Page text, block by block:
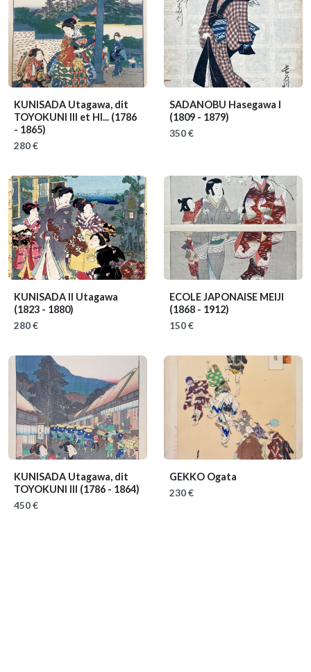
KUNISADA Utagawa, dit
TOYOKUNI III et HI... (1786
- 1865)
280 €
SADANOBU Hasegawa I
(1809 - 1879)
350 €
KUNISADA II Utagawa
(1823 - 1880)
280 €
ECOLE JAPONAISE MEIJI
(1868 - 1912)
150 €
KUNISADA Utagawa, dit
TOYOKUNI III (1786 - 1864)
450 €
GEKKO Ogata
230 €